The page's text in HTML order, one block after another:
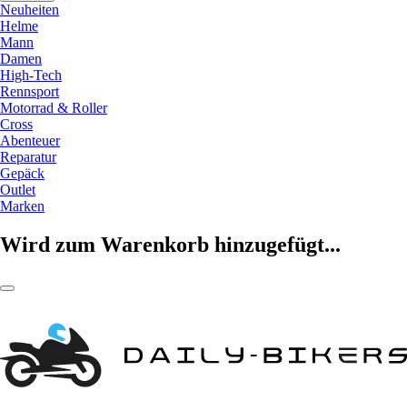
Neuheiten
Helme
Mann
Damen
High-Tech
Rennsport
Motorrad & Roller
Cross
Abenteuer
Reparatur
Gepäck
Outlet
Marken
Wird zum Warenkorb hinzugefügt...